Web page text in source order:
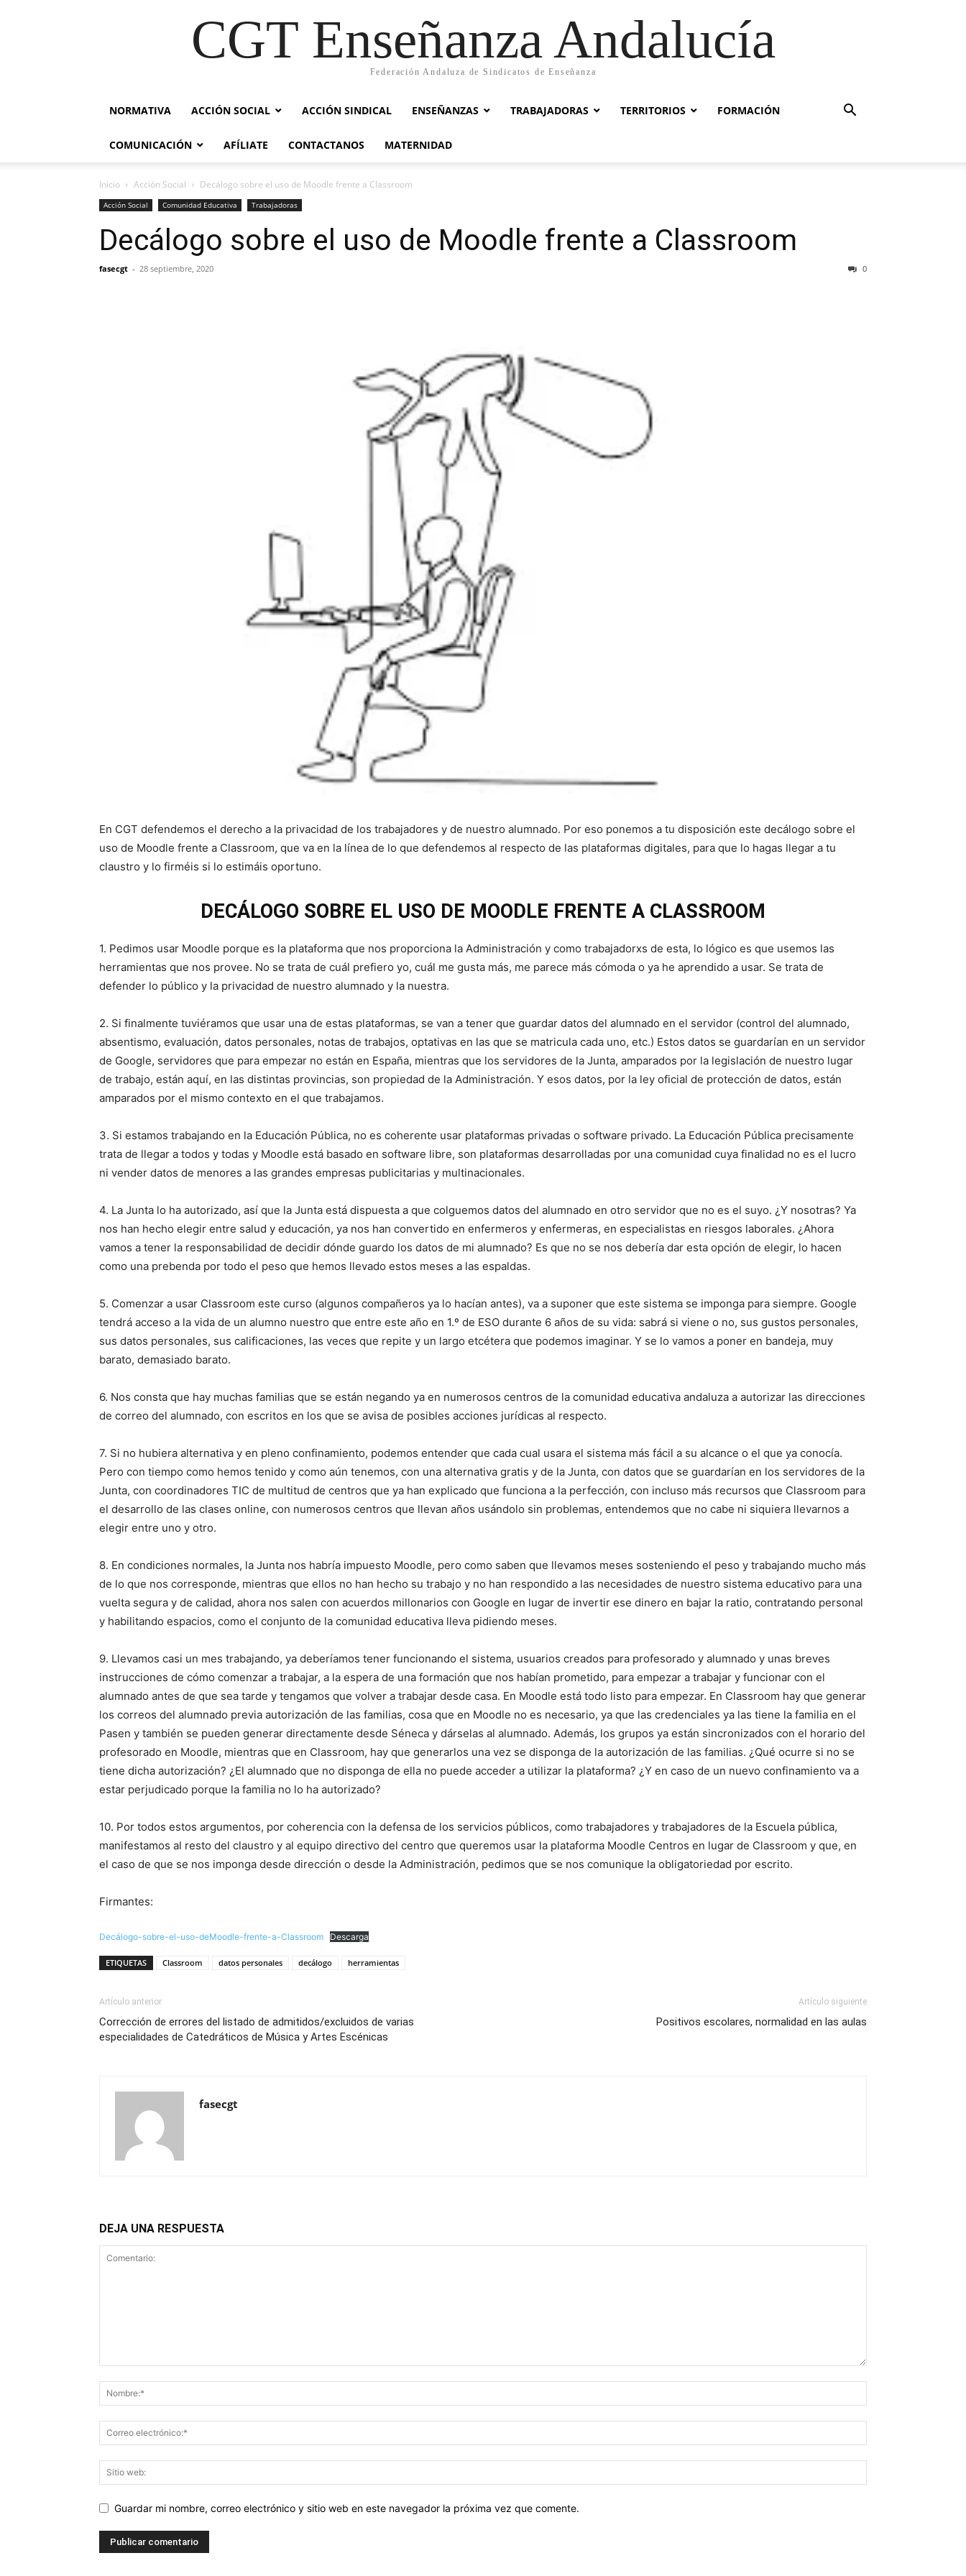
CGT Enseñanza Andalucía
Federación Andaluza de Sindicatos de Enseñanza
NORMATIVA ACCIÓN SOCIAL ACCIÓN SINDICAL ENSEÑANZAS TRABAJADORAS TERRITORIOS FORMACIÓN
COMUNICACIÓN AFÍLIATE CONTACTANOS MATERNIDAD
Inicio Acción Social Decálogo sobre el uso de Moodle frente a Classroom
Acción Social Comunidad Educativa Trabajadoras
Decálogo sobre el uso de Moodle frente a Classroom
fasecgt - 28 septiembre, 2020 0
En CGT defendemos el derecho a la privacidad de los trabajadores y de nuestro alumnado. Por eso ponemos a tu disposición este decálogo sobre el
uso de Moodle frente a Classroom, que va en la línea de lo que defendemos al respecto de las plataformas digitales, para que lo hagas llegar a tu
claustro y lo firméis si lo estimáis oportuno.
DECÁLOGO SOBRE EL USO DE MOODLE FRENTE A CLASSROOM
1. Pedimos usar Moodle porque es la plataforma que nos proporciona la Administración y como trabajadorxs de esta, lo lógico es que usemos las
herramientas que nos provee. No se trata de cuál prefiero yo, cuál me gusta más, me parece más cómoda o ya he aprendido a usar. Se trata de
defender lo público y la privacidad de nuestro alumnado y la nuestra.
2. Si finalmente tuviéramos que usar una de estas plataformas, se van a tener que guardar datos del alumnado en el servidor (control del alumnado,
absentismo, evaluación, datos personales, notas de trabajos, optativas en las que se matricula cada uno, etc.) Estos datos se guardarían en un servidor
de Google, servidores que para empezar no están en España, mientras que los servidores de la Junta, amparados por la legislación de nuestro lugar
de trabajo, están aquí, en las distintas provincias, son propiedad de la Administración. Y esos datos, por la ley oficial de protección de datos, están
amparados por el mismo contexto en el que trabajamos.
3. Si estamos trabajando en la Educación Pública, no es coherente usar plataformas privadas o software privado. La Educación Pública precisamente
trata de llegar a todos y todas y Moodle está basado en software libre, son plataformas desarrolladas por una comunidad cuya finalidad no es el lucro
ni vender datos de menores a las grandes empresas publicitarias y multinacionales.
4. La Junta lo ha autorizado, así que la Junta está dispuesta a que colguemos datos del alumnado en otro servidor que no es el suyo. ¿Y nosotras? Ya
nos han hecho elegir entre salud y educación, ya nos han convertido en enfermeros y enfermeras, en especialistas en riesgos laborales. ¿Ahora
vamos a tener la responsabilidad de decidir dónde guardo los datos de mi alumnado? Es que no se nos debería dar esta opción de elegir, lo hacen
como una prebenda por todo el peso que hemos llevado estos meses a las espaldas.
5. Comenzar a usar Classroom este curso (algunos compañeros ya lo hacían antes), va a suponer que este sistema se imponga para siempre. Google
tendrá acceso a la vida de un alumno nuestro que entre este año en 1.º de ESO durante 6 años de su vida: sabrá si viene o no, sus gustos personales,
sus datos personales, sus calificaciones, las veces que repite y un largo etcétera que podemos imaginar. Y se lo vamos a poner en bandeja, muy
barato, demasiado barato.
6. Nos consta que hay muchas familias que se están negando ya en numerosos centros de la comunidad educativa andaluza a autorizar las direcciones
de correo del alumnado, con escritos en los que se avisa de posibles acciones jurídicas al respecto.
7. Si no hubiera alternativa y en pleno confinamiento, podemos entender que cada cual usara el sistema más fácil a su alcance o el que ya conocía.
Pero con tiempo como hemos tenido y como aún tenemos, con una alternativa gratis y de la Junta, con datos que se guardarían en los servidores de la
Junta, con coordinadores TIC de multitud de centros que ya han explicado que funciona a la perfección, con incluso más recursos que Classroom para
el desarrollo de las clases online, con numerosos centros que llevan años usándolo sin problemas, entendemos que no cabe ni siquiera llevarnos a
elegir entre uno y otro.
8. En condiciones normales, la Junta nos habría impuesto Moodle, pero como saben que llevamos meses sosteniendo el peso y trabajando mucho más
de lo que nos corresponde, mientras que ellos no han hecho su trabajo y no han respondido a las necesidades de nuestro sistema educativo para una
vuelta segura y de calidad, ahora nos salen con acuerdos millonarios con Google en lugar de invertir ese dinero en bajar la ratio, contratando personal
y habilitando espacios, como el conjunto de la comunidad educativa lleva pidiendo meses.
9. Llevamos casi un mes trabajando, ya deberíamos tener funcionando el sistema, usuarios creados para profesorado y alumnado y unas breves
instrucciones de cómo comenzar a trabajar, a la espera de una formación que nos habían prometido, para empezar a trabajar y funcionar con el
alumnado antes de que sea tarde y tengamos que volver a trabajar desde casa. En Moodle está todo listo para empezar. En Classroom hay que generar
los correos del alumnado previa autorización de las familias, cosa que en Moodle no es necesario, ya que las credenciales ya las tiene la familia en el
Pasen y también se pueden generar directamente desde Séneca y dárselas al alumnado. Además, los grupos ya están sincronizados con el horario del
profesorado en Moodle, mientras que en Classroom, hay que generarlos una vez se disponga de la autorización de las familias. ¿Qué ocurre si no se
tiene dicha autorización? ¿El alumnado que no disponga de ella no puede acceder a utilizar la plataforma? ¿Y en caso de un nuevo confinamiento va a
estar perjudicado porque la familia no lo ha autorizado?
10. Por todos estos argumentos, por coherencia con la defensa de los servicios públicos, como trabajadores y trabajadores de la Escuela pública,
manifestamos al resto del claustro y al equipo directivo del centro que queremos usar la plataforma Moodle Centros en lugar de Classroom y que, en
el caso de que se nos imponga desde dirección o desde la Administración, pedimos que se nos comunique la obligatoriedad por escrito.
Firmantes:
Decálogo-sobre-el-uso-deMoodle-frente-a-Classroom Descarga
ETIQUETAS Classroom datos personales decálogo herramientas
Artículo anterior
Corrección de errores del listado de admitidos/excluidos de varias
especialidades de Catedráticos de Música y Artes Escénicas
Artículo siguiente
Positivos escolares, normalidad en las aulas
fasecgt
DEJA UNA RESPUESTA
Guardar mi nombre, correo electrónico y sitio web en este navegador la próxima vez que comente.